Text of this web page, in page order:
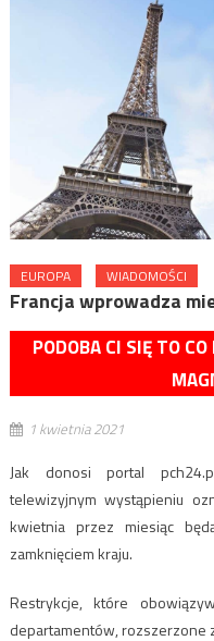
EUROPA WIADOMOŚCI
Francja wprowadza
PODOBA CI SIĘ TO
1 kwietnia 2021
Jak donosi portal
telewizyjnym wystąpieniu
kwietnia przez miesiąc
zamknięciem kraju.
Restrykcje, które
departamentów, rozszerzone